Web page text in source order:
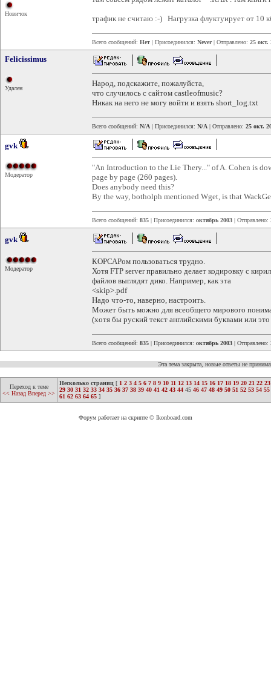
Новичок
трафик не считаю :-) Нагрузка флуктуирует от 10
Всего сообщений: Нет | Присоединился: Never| Отправлено: 25 окт.
Felicissimus
Удален
Народ, подскажите, пожалуйста,
что случилось с сайтом castleofmusic?
Никак на него не могу войти и взять short_log.txt
Всего сообщений: N/A | Присоединился: N/A | Отправлено: 25 окт.
gvk
Модератор
"An Introduction to the Lie Thery..." of A. Cohen is
page by page (260 pages).
Does anybody need this?
By the way, botholph mentioned Wget, is that
Всего сообщений: 835 | Присоединился: октябрь 2003 | Отправлено:
gvk
Модератор
КОРСАРом пользоваться трудно.
Хотя FTP server правильно делает кодировку с
файлов выглядят дико. Например, как эта
<skip>.pdf
Надо что-то, наверно, настроить.
Может быть можно для всеобщего мирового
(хотя бы руский текст английскими буквами или
Всего сообщений: 835 | Присоединился: октябрь 2003 | Отправлено:
Эта тема закрыта, новые ответы не
Переход к теме
<< Назад Вперед >>
Несколько страниц [ 1 2 3 4 5 6 7 8 9 10 11 12 13 14 15 16 17 18 19 20 21 22 23
29 30 31 32 33 34 35 36 37 38 39 40 41 42 43 44 45 46 47 48 49 50 51 52 53 54 55
61 62 63 64 65 ]
Форум работает на скрипте © Ikonboard.com